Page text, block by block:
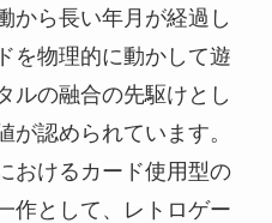
から長い年月が経過し
を物理的に動かして遊
ルの融合の先駆けとし
が認められています。
おけるカード使用型の
作として、レトロゲー